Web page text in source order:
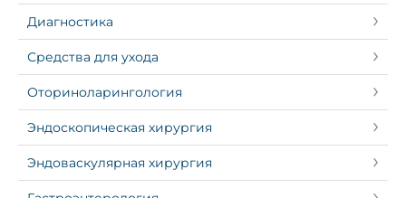
Диагностика
Средства для ухода
Оториноларингология
Эндоскопическая хирургия
Эндоваскулярная хирургия